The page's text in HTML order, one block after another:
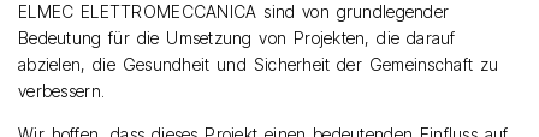
ELMEC ELETTROMECCANICA sind von grundlegender
Bedeutung für die Umsetzung von Projekten, die darauf
abzielen, die Gesundheit und Sicherheit der Gemeinschaft zu
verbessern.